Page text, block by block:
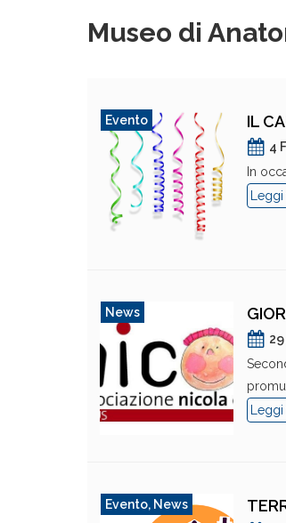
Museo di
Evento IL
4
In
News
Evento, News